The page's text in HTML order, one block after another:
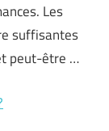
Les
suffisantes
peut-être …